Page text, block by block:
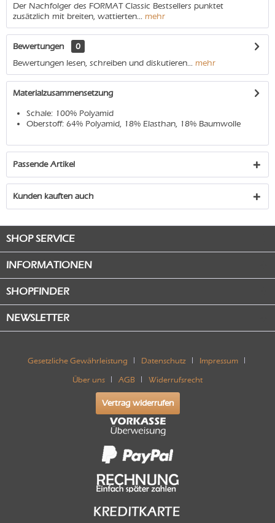
Der Nachfolger des FORMAT Classic Bestsellers punktet
zusätzlich mit breiten, wattierten... mehr
Bewertungen
0
Bewertungen lesen, schreiben und diskutieren... mehr
Materialzusammensetzung
Schale: 100% Polyamid
Oberstoff: 64% Polyamid, 18% Elasthan, 18% Baumwolle
Passende Artikel
Kunden kauften auch
SHOP SERVICE
INFORMATIONEN
SHOPFINDER
NEWSLETTER
Gesetzliche Gewährleistung Datenschutz Impressum
Über uns AGB Widerrufsrecht
Vertrag widerrufen